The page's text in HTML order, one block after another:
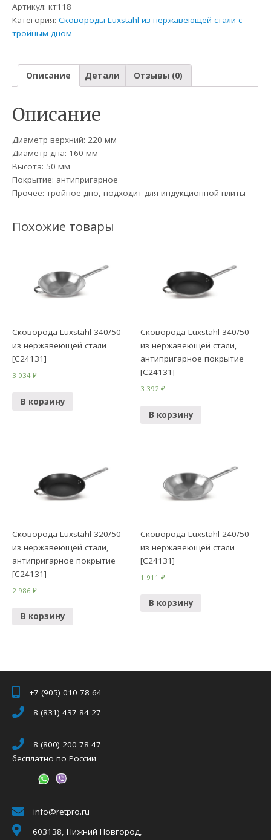
Артикул:кт118
Категория:Сковороды Luxstahl из нержавеющей стали с
тройным дном
Описание Детали Отзывы (0)
Описание
Диаметр верхний: 220 мм
Диаметр дна: 160 мм
Высота: 50 мм
Покрытие: антипригарное
Прочее: тройное дно, подходит для индукционной плиты
Похожие товары
Сковорода Luxstahl 340/50
из нержавеющей стали
[C24131]
3 034₽
В корзину
Сковорода Luxstahl 340/50
из нержавеющей стали,
антипригарное покрытие
[C24131]
3 392₽
В корзину
Сковорода Luxstahl 320/50
из нержавеющей стали,
антипригарное покрытие
[C24131]
2 986₽
В корзину
Сковорода Luxstahl 240/50
из нержавеющей стали
[C24131]
1 911₽
В корзину
+7 (905) 010 78 64
8 (831) 437 84 27
8 (800) 200 78 47
бесплатно по России
info@retpro.ru
603138, Нижний Новгород,